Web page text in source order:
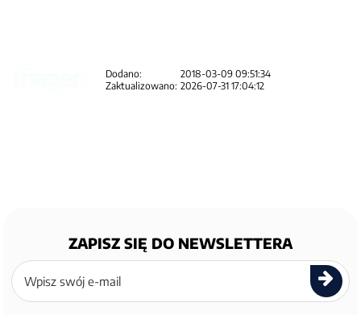
Dodano:
2018-03-09 09:51:34
Zaktualizowano: 2026-07-31 17:04:12
ZAPISZ SIĘ DO NEWSLETTERA
Zapisz
się
newslettera